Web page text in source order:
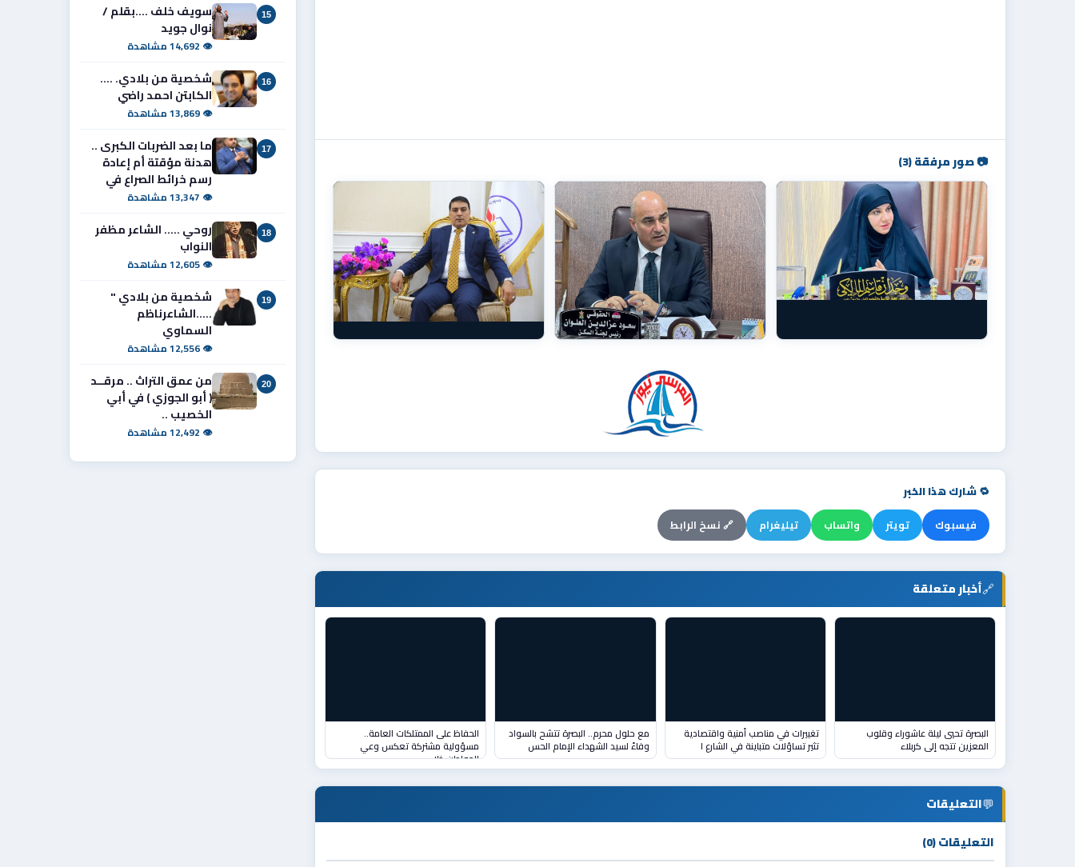
📷 صور مرفقة (3)
🔁 شارك هذا الخبر
فيسبوك تويتر واتساب تيليغرام 🔗 نسخ الرابط
🔗أخبار متعلقة
البصرة تحيي ليلة عاشوراء وقلوب
المعزين تتجه إلى كربلاء
تغييرات في مناصب أمنية واقتصادية
تثير تساؤلات متباينة في الشارع ا
مع حلول محرم.. البصرة تتشح بالسواد
وفاءً لسيد الشهداء الإمام الحس
الحفاظ على الممتلكات العامة..
مسؤولية مشتركة تعكس وعي
المواطن خلا
💬التعليقات
التعليقات (0)
15
سويف خلف ....بقلم /
نوال جويد
👁 14,692 مشاهدة
16
شخصية من بلادي. ....
الكابتن احمد راضي
👁 13,869 مشاهدة
17
ما بعد الضربات الكبرى ..
هدنة مؤقتة أم إعادة
رسم خرائط الصراع في
👁 13,347 مشاهدة
18
روحي ..... الشاعر مظفر
النواب
👁 12,605 مشاهدة
19
شخصية من بلادي "
.....الشاعرناظم
السماوي
👁 12,556 مشاهدة
20
من عمق التراث .. مرقــد
( أبو الجوزي ) في أبي
الخصيب ..
👁 12,492 مشاهدة